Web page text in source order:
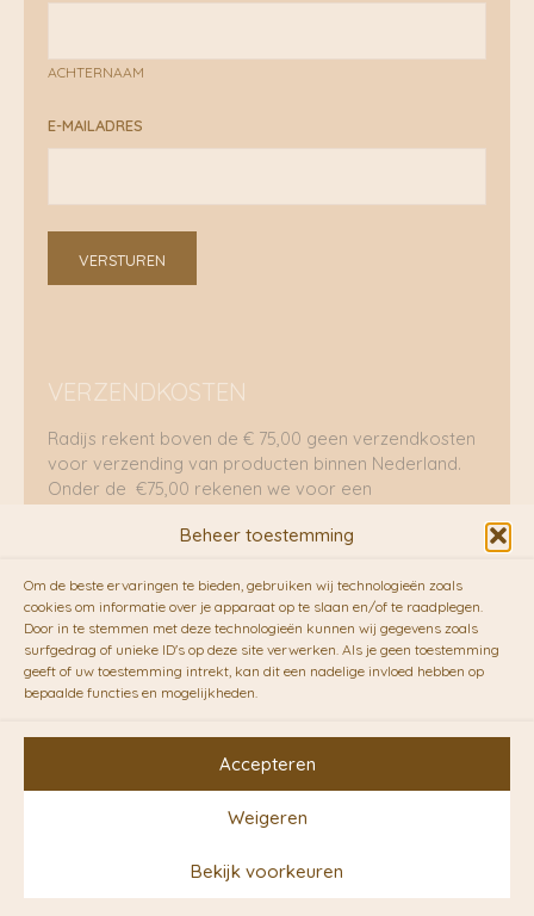
Beheer toestemming
Om de beste ervaringen te bieden, gebruiken wij technologieën zoals
cookies om informatie over je apparaat op te slaan en/of te raadplegen.
Door in te stemmen met deze technologieën kunnen wij gegevens zoals
surfgedrag of unieke ID's op deze site verwerken. Als je geen toestemming
geeft of uw toestemming intrekt, kan dit een nadelige invloed hebben op
bepaalde functies en mogelijkheden.
Accepteren
Weigeren
Bekijk voorkeuren
ACHTERNAAM
E-MAILADRES
VERSTUREN
VERZENDKOSTEN
Radijs rekent boven de € 75,00 geen verzendkosten
voor verzending van producten binnen Nederland.
Onder de €75,00 rekenen we voor een
RADIJS werkt samen met de duurzame bezorgdienst
vanFietskoeriers.nl. Pakketten (mits voorradig) voor
10.00 uur besteld op een doordeweekse dag,
bezorgen zij soms nog op dezelfde dag in de
avonduren! Brievenbuspakjes de volgende dag. En
waar mogelijk ook echt op de fiets!!
Conceptstore | Designed by
Ontwerpunie